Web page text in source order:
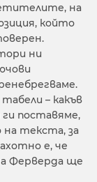
на
който
ни
– какъв
ги поставяме,
на текста, за
е, че
Ферверда ще